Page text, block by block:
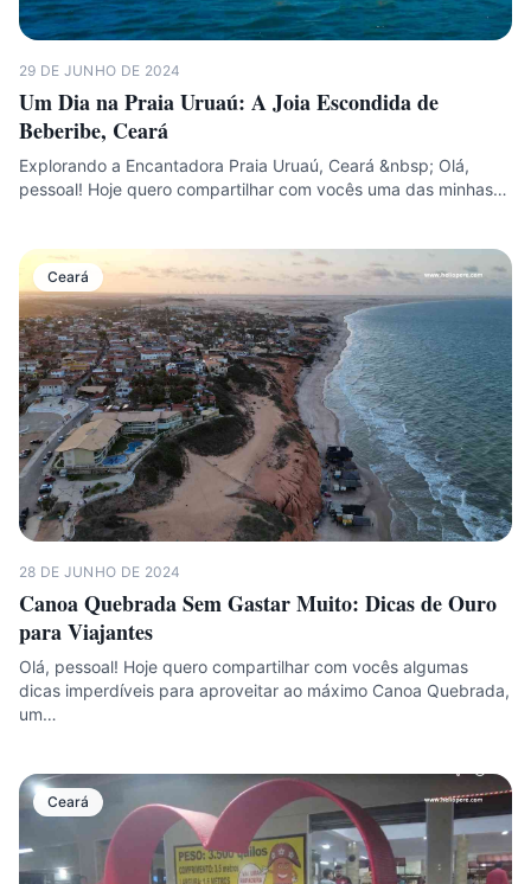
29 DE JUNHO DE 2024
Um Dia na Praia Uruaú: A Joia Escondida de
Beberibe, Ceará
Explorando a Encantadora Praia Uruaú, Ceará &nbsp; Olá,
pessoal! Hoje quero compartilhar com vocês uma das minhas…
Ceará
28 DE JUNHO DE 2024
Canoa Quebrada Sem Gastar Muito: Dicas de Ouro
para Viajantes
Olá, pessoal! Hoje quero compartilhar com vocês algumas
dicas imperdíveis para aproveitar ao máximo Canoa Quebrada,
um…
Ceará